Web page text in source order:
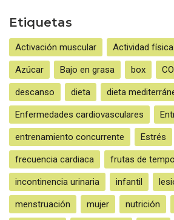
Etiquetas
Activación muscular Actividad física
Azúcar Bajo en grasa box
descanso dieta dieta
Enfermedades cardiovasculares
entrenamiento concurrente Estrés
frecuencia cardiaca frutas de
incontinencia urinaria infantil
menstruación mujer nutrición